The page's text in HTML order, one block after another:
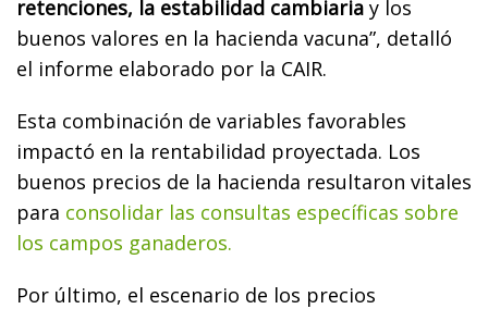
retenciones, la estabilidad cambiaria y los
buenos valores en la hacienda vacuna”, detalló
el informe elaborado por la CAIR.
Esta combinación de variables favorables
impactó en la rentabilidad proyectada. Los
buenos precios de la hacienda resultaron vitales
para consolidar las consultas específicas sobre
los campos ganaderos.
Por último, el escenario de los precios